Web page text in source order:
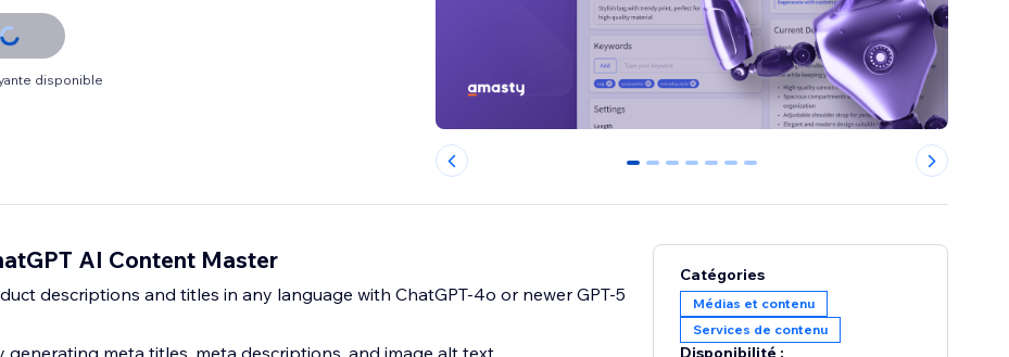
disponible
0 1 2 3 4 5 6
AI Content Master
descriptions and titles in any language with ChatGPT-4o or newer GPT-5
Catégories
Médias et contenu
Services de contenu
Disponibilité :